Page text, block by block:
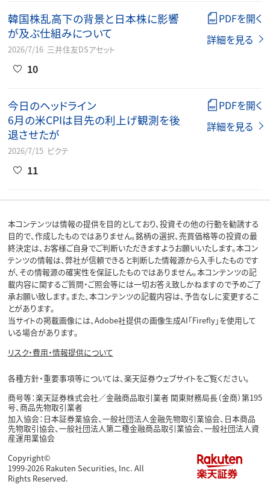
韓国株乱高下の背景と日本株に影響
が及ぶ仕組みについて
2026/7/16 三井住友DSアセット
10
PDFを開く
詳細を見る
今日のヘッドライン
6月の米CPIは目先の利上げ観測を後
退させたが
2026/7/15 ピクテ
11
PDFを開く
詳細を見る
本コンテンツは情報の提供を目的としており、投資その他の行動を勧誘する
目的で、作成したものではありません。銘柄の選択、売買価格等の投資の最
終決定は、お客様ご自身でご判断いただきますようお願いいたします。本コン
テンツの情報は、弊社が信頼できると判断した情報源から入手したものです
が、その情報源の確実性を保証したものではありません。本コンテンツの記
載内容に関するご質問・ご照会等には一切お答え致しかねますので予めご了
承お願い致します。また、本コンテンツの記載内容は、予告なしに変更するこ
とがあります。
当サイトの掲載画像には、Adobe社提供の画像生成AI「Firefly」を使用して
いる場合があります。
リスク・費用・情報提供について
各種方針・重要事項等については、楽天証券ウェブサイトをご覧ください。
商号等：楽天証券株式会社／金融商品取引業者 関東財務局長（金商）第195
号、商品先物取引業者
加入協会：日本証券業協会、一般社団法人金融先物取引業協会、日本商品
先物取引協会、一般社団法人第二種金融商品取引業協会、一般社団法人資
産運用業協会
Copyright©
1999-2026 Rakuten Securities, Inc. All
Rights Reserved.